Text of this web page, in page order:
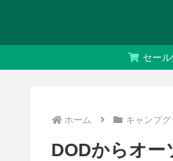
セー
ホーム キャンプグ
DODからオー